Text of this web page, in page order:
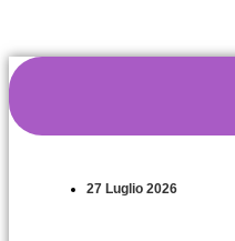
27 Luglio 2026